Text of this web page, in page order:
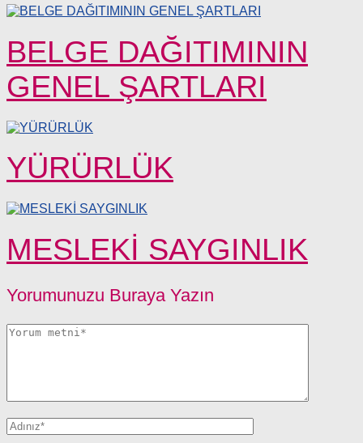
BELGE DAĞITIMININ
GENEL ŞARTLARI
YÜRÜRLÜK
MESLEKİ SAYGINLIK
Yorumunuzu Buraya Yazın